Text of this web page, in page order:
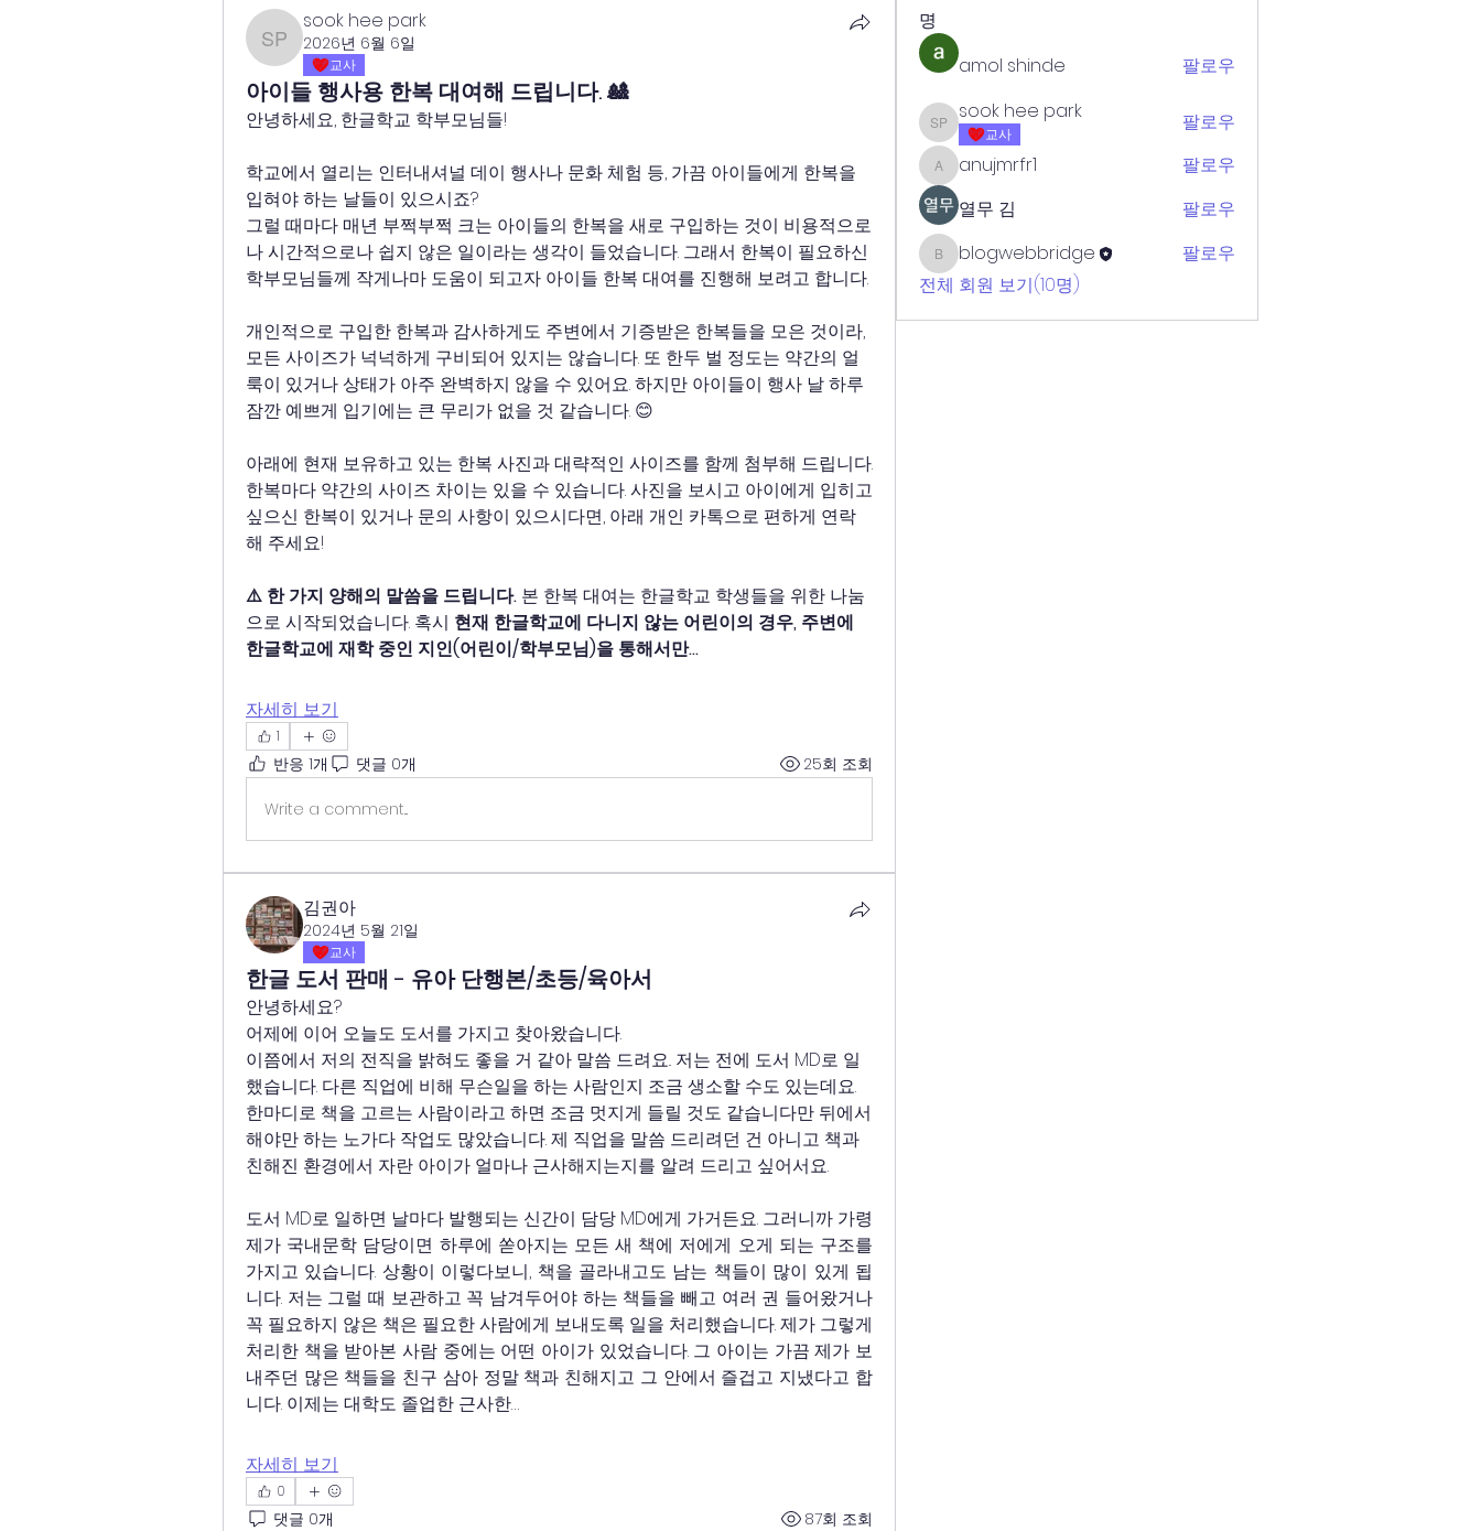
sook hee park
sook hee park
2026년 6월 6일
교사
아이들 행사용 한복 대여해 드립니다. 🎎
안녕하세요, 한글학교 학부모님들!
학교에서 열리는 인터내셔널 데이 행사나 문화 체험 등, 가끔 아이들에게 한복을
입혀야 하는 날들이 있으시죠?
그럴 때마다 매년 부쩍부쩍 크는 아이들의 한복을 새로 구입하는 것이 비용적으로
나 시간적으로나 쉽지 않은 일이라는 생각이 들었습니다. 그래서 한복이 필요하신
학부모님들께 작게나마 도움이 되고자 아이들 한복 대여를 진행해 보려고 합니다.
개인적으로 구입한 한복과 감사하게도 주변에서 기증받은 한복들을 모은 것이라,
모든 사이즈가 넉넉하게 구비되어 있지는 않습니다. 또 한두 벌 정도는 약간의 얼
룩이 있거나 상태가 아주 완벽하지 않을 수 있어요. 하지만 아이들이 행사 날 하루
잠깐 예쁘게 입기에는 큰 무리가 없을 것 같습니다. 😊
아래에 현재 보유하고 있는 한복 사진과 대략적인 사이즈를 함께 첨부해 드립니다.
한복마다 약간의 사이즈 차이는 있을 수 있습니다. 사진을 보시고 아이에게 입히고
싶으신 한복이 있거나 문의 사항이 있으시다면, 아래 개인 카톡으로 편하게 연락
해 주세요!
⚠️ 한 가지 양해의 말씀을 드립니다. 본 한복 대여는 한글학교 학생들을 위한 나눔
으로 시작되었습니다. 혹시 현재 한글학교에 다니지 않는 어린이의 경우, 주변에
한글학교에 재학 중인 지인(어린이/학부모님)을 통해서만…
자세히 보기
1
반응 1개 댓글 0개 25회 조회
Write a comment...
김권아
2024년 5월 21일
교사
한글 도서 판매 - 유아 단행본/초등/육아서
안녕하세요?
어제에 이어 오늘도 도서를 가지고 찾아왔습니다.
이쯤에서 저의 전직을 밝혀도 좋을 거 같아 말씀 드려요.. 저는 전에 도서 MD로 일
했습니다. 다른 직업에 비해 무슨일을 하는 사람인지 조금 생소할 수도 있는데요.
한마디로 책을 고르는 사람이라고 하면 조금 멋지게 들릴 것도 같습니다만 뒤에서
해야만 하는 노가다 작업도 많았습니다. 제 직업을 말씀 드리려던 건 아니고 책과
친해진 환경에서 자란 아이가 얼마나 근사해지는지를 알려 드리고 싶어서요.
도서 MD로 일하면 날마다 발행되는 신간이 담당 MD에게 가거든요. 그러니까 가령
제가 국내문학 담당이면 하루에 쏟아지는 모든 새 책에 저에게 오게 되는 구조를
가지고 있습니다. 상황이 이렇다보니, 책을 골라내고도 남는 책들이 많이 있게 됩
니다. 저는 그럴 때 보관하고 꼭 남겨두어야 하는 책들을 빼고 여러 권 들어왔거나
꼭 필요하지 않은 책은 필요한 사람에게 보내도록 일을 처리했습니다. 제가 그렇게
처리한 책을 받아본 사람 중에는 어떤 아이가 있었습니다. 그 아이는 가끔 제가 보
내주던 많은 책들을 친구 삼아 정말 책과 친해지고 그 안에서 즐겁고 지냈다고 합
니다. 이제는 대학도 졸업한 근사한…
자세히 보기
0
댓글 0개 87회 조회
명
amol shinde 팔로우
sook hee park
sook hee park
교사 팔로우
anujmrfr1
anujmrfr1
팔로우
열무 김
팔로우
blogwebbridge
blogwebbridge
팔로우
전체 회원 보기(10명)